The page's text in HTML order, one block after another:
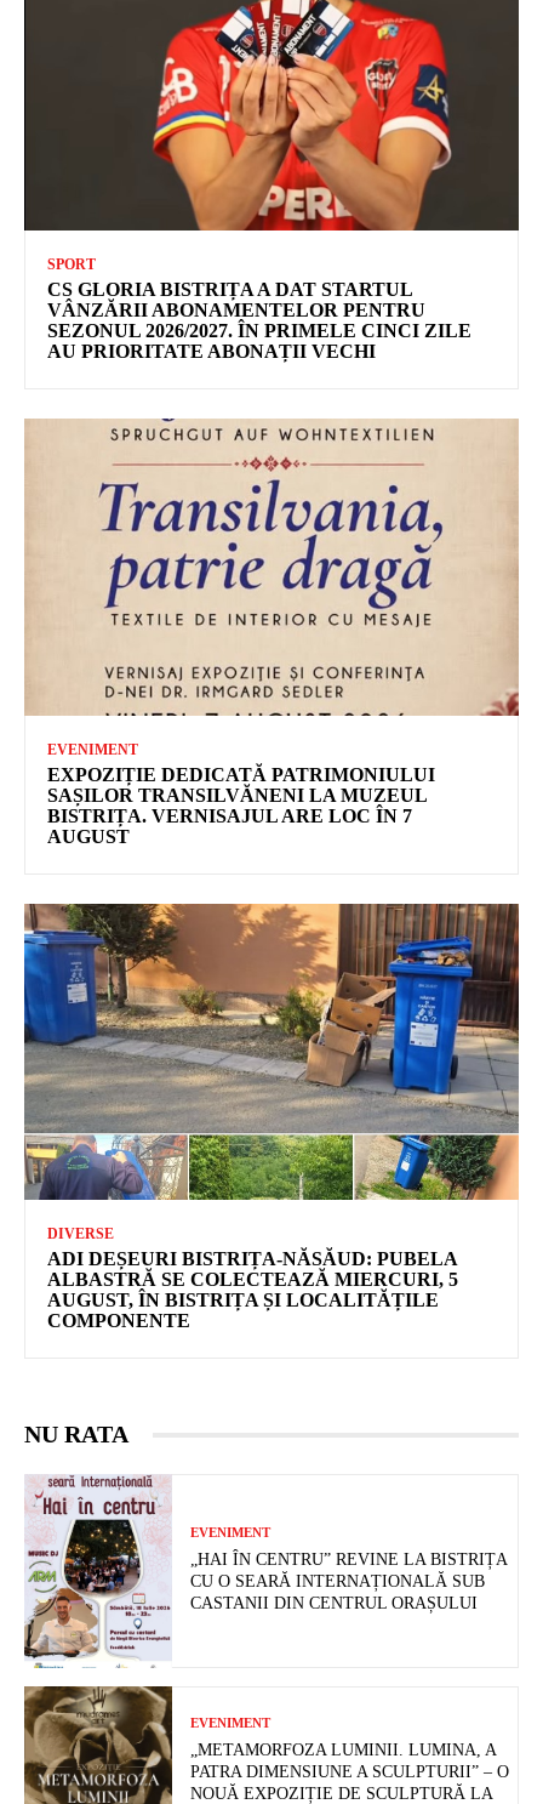
SPORT
CS GLORIA BISTRIȚA A DAT STARTUL
VÂNZĂRII ABONAMENTELOR PENTRU
SEZONUL 2026/2027. ÎN PRIMELE CINCI ZILE
AU PRIORITATE ABONAȚII VECHI
EVENIMENT
EXPOZIȚIE DEDICATĂ PATRIMONIULUI
SAȘILOR TRANSILVĂNENI LA MUZEUL
BISTRIȚA. VERNISAJUL ARE LOC ÎN 7
AUGUST
DIVERSE
ADI DEȘEURI BISTRIȚA-NĂSĂUD: PUBELA
ALBASTRĂ SE COLECTEAZĂ MIERCURI, 5
AUGUST, ÎN BISTRIȚA ȘI LOCALITĂȚILE
COMPONENTE
NU RATA
EVENIMENT
„HAI ÎN CENTRU” REVINE LA BISTRIȚA
CU O SEARĂ INTERNAȚIONALĂ SUB
CASTANII DIN CENTRUL ORAȘULUI
EVENIMENT
„METAMORFOZA LUMINII. LUMINA, A
PATRA DIMENSIUNE A SCULPTURII” – O
NOUĂ EXPOZIȚIE DE SCULPTURĂ LA